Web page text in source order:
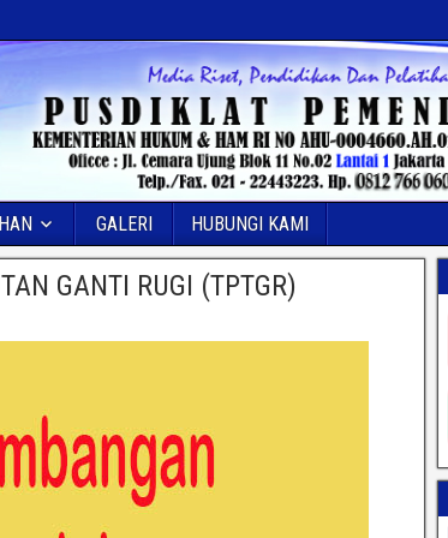
GALERI HUBUNGI KAMI
GANTI RUGI (TPTGR)